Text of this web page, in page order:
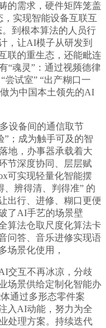
的需求，硬件矩阵笼盖
实现智能设备互联互
到根本算法的人员行
，让AI模子从研发到
联的重生态，还能毗连
“魂灵”：通过视频德律
尝试室” “出产糊口一
为中国本土领先的AI
设备间的通信取节
”；成为触手可及的智
地，办事器承载着大
节深度协同、层层赋
可实现轻量化智能摆
、辨得清、判得准” 的
出行、进修、糊口更便
了AI手艺的场景壁
算法仓取尺度化算法卡
问答、音乐进修实现语
场景化使用，
互不再冰凉，分歧
场景供给定制化智能办
通过多形态零件案
入AI动能，努力为全
处理方案。持续迭代